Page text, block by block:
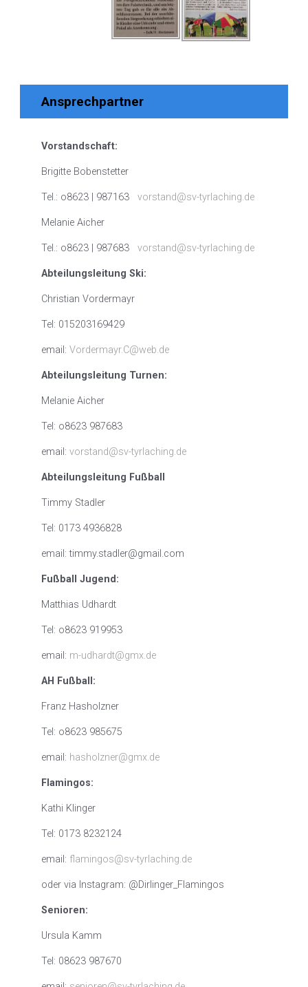
Ansprechpartner
Vorstandschaft:
Brigitte Bobenstetter
Tel.: o8623 | 987163 vorstand@sv-tyrlaching.de
Melanie Aicher
Tel.: o8623 | 987683 vorstand@sv-tyrlaching.de
Abteilungsleitung Ski:
Christian Vordermayr
Tel: 015203169429
email: Vordermayr.C@web.de
Abteilungsleitung Turnen:
Melanie Aicher
Tel: o8623 987683
email: vorstand@sv-tyrlaching.de
Abteilungsleitung Fußball
Timmy Stadler
Tel: 0173 4936828
email: timmy.stadler@gmail.com
Fußball Jugend:
Matthias Udhardt
Tel: o8623 919953
email: m-udhardt@gmx.de
AH Fußball:
Franz Hasholzner
Tel: o8623 985675
email: hasholzner@gmx.de
Flamingos:
Kathi Klinger
Tel: 0173 8232124
email: flamingos@sv-tyrlaching.de
oder via Instagram: @Dirlinger_Flamingos
Senioren:
Ursula Kamm
Tel: 08623 987670